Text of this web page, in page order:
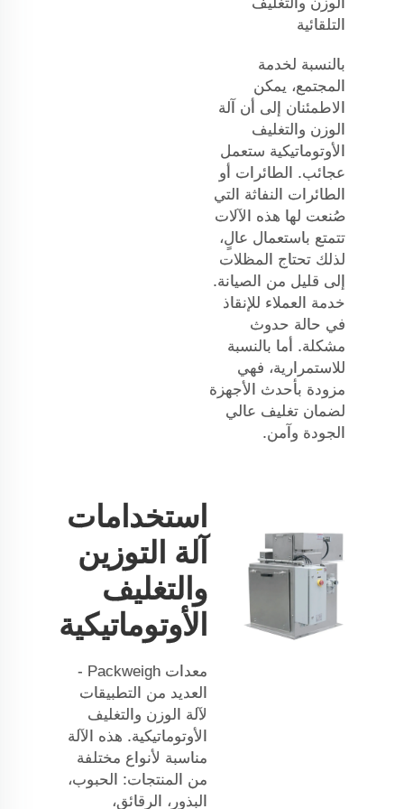
التلقائية
بالنسبة لخدمة
المجتمع، يمكن
الاطمئنان إلى أن آلة
الوزن والتغليف
الأوتوماتيكية ستعمل
عجائب. الطائرات أو
الطائرات النفاثة التي
صُنعت لها هذه الآلات
تتمتع باستعمال عالٍ،
لذلك تحتاج المظلات
إلى قليل من الصيانة.
خدمة العملاء للإنقاذ
في حالة حدوث
مشكلة. أما بالنسبة
للاستمرارية، فهي
مزودة بأحدث الأجهزة
لضمان تغليف عالي
الجودة وآمن.
استخدامات
آلة التوزين
والتغليف
الأوتوماتيكية
معدات Packweigh -
العديد من التطبيقات
لآلة الوزن والتغليف
الأوتوماتيكية. هذه الآلة
مناسبة لأنواع مختلفة
من المنتجات: الحبوب،
البذور، الرقائق،